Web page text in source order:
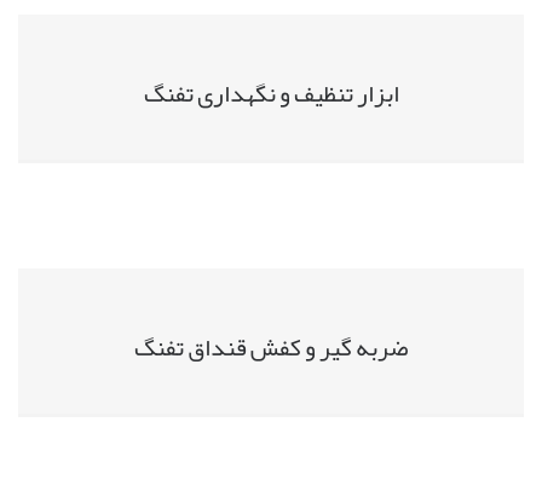
ابزار تنظیف و نگهداری تفنگ
ضربه گیر و کفش قنداق تفنگ